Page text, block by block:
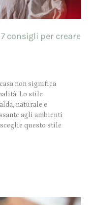
consigli per creare
non significa
Lo stile
naturale e
agli ambienti
questo stile